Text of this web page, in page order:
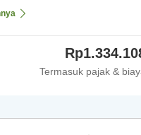
Termasuk pajak &